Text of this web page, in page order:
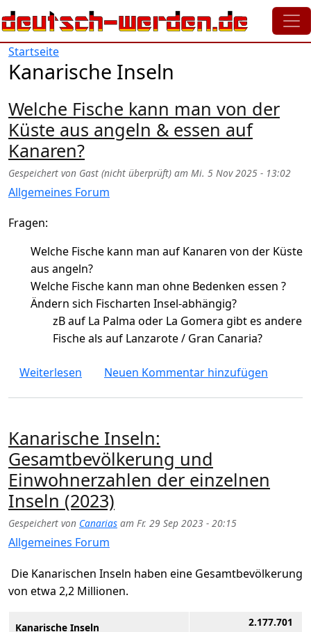
Direkt zum Inhalt
Startseite
Kanarische Inseln
Welche Fische kann man von der
Küste aus angeln & essen auf
Kanaren?
Gespeichert von Gast (nicht überprüft) am Mi. 5 Nov 2025 - 13:02
Allgemeines Forum
Fragen:
Welche Fische kann man auf Kanaren von der Küste
aus angeln?
Welche Fische kann man ohne Bedenken essen ?
Ändern sich Fischarten Insel-abhängig?
zB auf La Palma oder La Gomera gibt es andere
Fische als auf Lanzarote / Gran Canaria?
Weiterlesen über Welche Fische kann man von der
Neuen Kommentar hinzufügen
Kanarische Inseln:
Gesamtbevölkerung und
Einwohnerzahlen der einzelnen
Inseln (2023)
Gespeichert von Canarias am Fr. 29 Sep 2023 - 20:15
Allgemeines Forum
Die Kanarischen Inseln haben eine Gesamtbevölkerung
von etwa 2,2 Millionen.
Kanarische Inseln 2.177.701